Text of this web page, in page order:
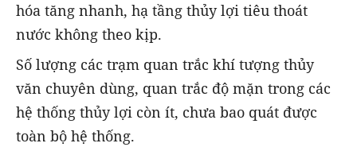
hóa tăng nhanh, hạ tầng thủy lợi tiêu thoát
nước không theo kịp.
Số lượng các trạm quan trắc khí tượng thủy
văn chuyên dùng, quan trắc độ mặn trong các
hệ thống thủy lợi còn ít, chưa bao quát được
toàn bộ hệ thống.